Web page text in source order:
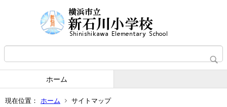
ホーム
現在位置： ホーム サイトマップ